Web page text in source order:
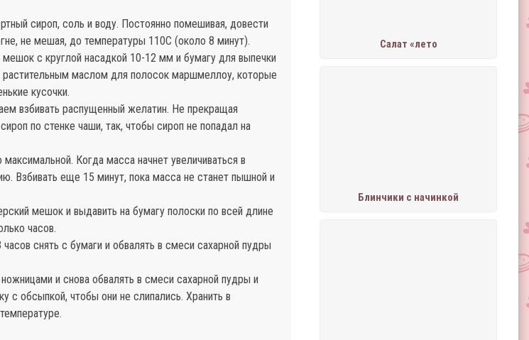
Салат «лето
Блинчики с начинкой
сироп, соль и воду. Постоянно помешивая, довести
не мешая, до температуры 110С (около 8 минут).
мешок с круглой насадкой 10-12 мм и бумагу для выпечки
растительным маслом для полосок маршмеллоу, которые
кусочки.
взбивать распущенный желатин. Не прекращая
по стенке чаши, так, чтобы сироп не попадал на
Когда масса начнет увеличиваться в
Взбивать еще 15 минут, пока масса не станет пышной и
мешок и выдавить на бумагу полоски по всей длине
часов.
снять с бумаги и обвалять в смеси сахарной пудры
и снова обвалять в смеси сахарной пудры и
с обсыпкой, чтобы они не слипались. Хранить в